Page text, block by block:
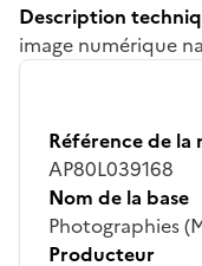
Description
image numérique
Référence de la
AP80L039168
Nom de la base
Photographies
Producteur